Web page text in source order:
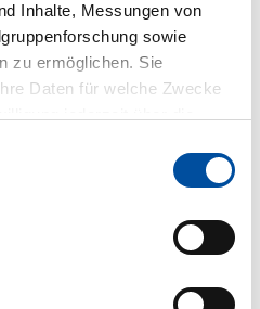
Inhalte, Messungen von
sowie
zu ermöglichen. Sie
Daten für welche Zwecke
widerrufen
geografische Lage erfassen,
nach bestimmten